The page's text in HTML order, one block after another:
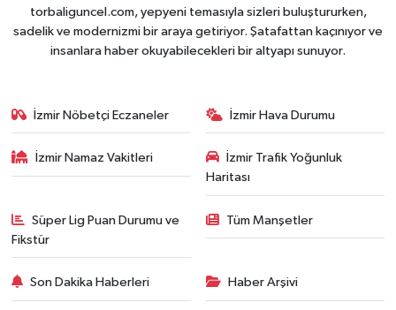
torbaliguncel.com, yepyeni temasıyla sizleri buluştururken,
sadelik ve modernizmi bir araya getiriyor. Şatafattan kaçınıyor ve
insanlara haber okuyabilecekleri bir altyapı sunuyor.
İzmir Nöbetçi Eczaneler İzmir Hava Durumu
İzmir Namaz Vakitleri
İzmir Trafik Yoğunluk
Haritası
Süper Lig Puan Durumu ve
Fikstür
Tüm Manşetler
Son Dakika Haberleri Haber Arşivi